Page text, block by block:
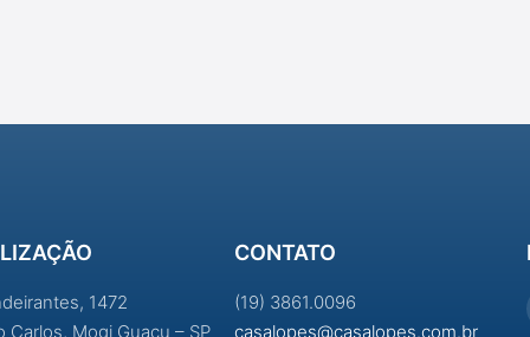
1472
Carlos, Mogi Guaçu – SP
CONTATO
(19) 3861.0096
casalopes@casalopes.com.br